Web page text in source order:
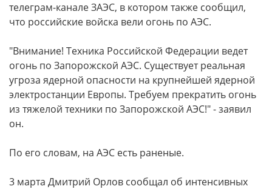
телеграм-канале ЗАЭС, в котором также сообщил,
что российские войска вели огонь по АЭС.
"Внимание! Техника Российской Федерации ведет
огонь по Запорожской АЭС. Существует реальная
угроза ядерной опасности на крупнейшей ядерной
электростанции Европы. Требуем прекратить огонь
из тяжелой техники по Запорожской АЭС!" - заявил
он.
По его словам, на АЭС есть раненые.
3 марта Дмитрий Орлов сообщал об интенсивных